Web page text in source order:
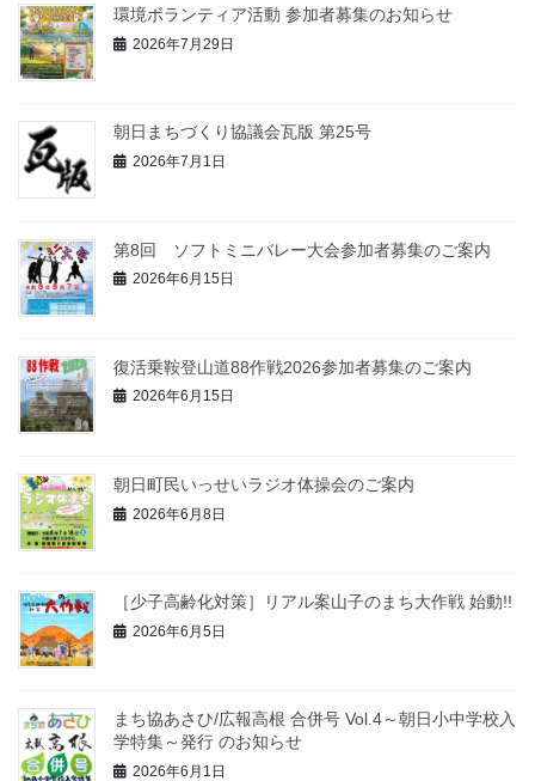
環境ボランティア活動 参加者募集のお知らせ
2026年7月29日
朝日まちづくり協議会瓦版 第25号
2026年7月1日
第8回 ソフトミニバレー大会参加者募集のご案内
2026年6月15日
復活乗鞍登山道88作戦2026参加者募集のご案内
2026年6月15日
朝日町民いっせいラジオ体操会のご案内
2026年6月8日
［少子高齢化対策］リアル案山子のまち大作戦 始動!!
2026年6月5日
まち協あさひ/広報高根 合併号 Vol.4～朝日小中学校入
学特集～発行 のお知らせ
2026年6月1日